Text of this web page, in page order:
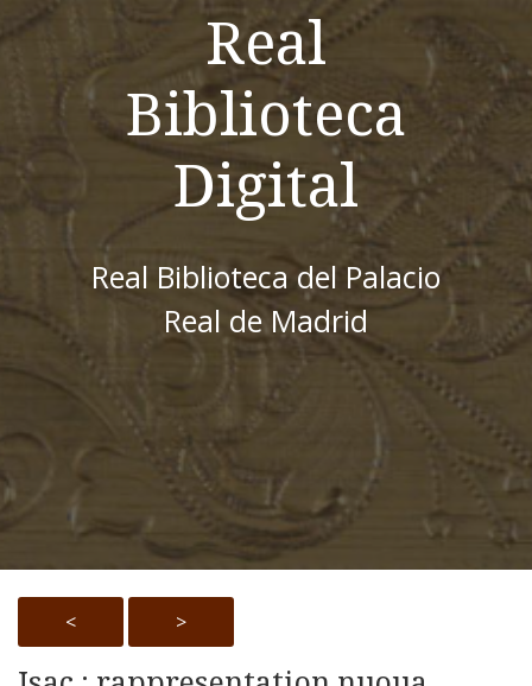
Real
Biblioteca
Digital
Real Biblioteca del Palacio
Real de Madrid
< >